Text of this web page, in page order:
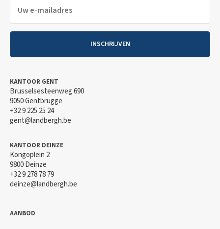
INSCHRIJVEN
KANTOOR GENT
Brusselsesteenweg 690
9050 Gentbrugge
+32 9 225 25 24
gent@landbergh.be
KANTOOR DEINZE
Kongoplein 2
9800 Deinze
+32 9 278 78 79
deinze@landbergh.be
AANBOD